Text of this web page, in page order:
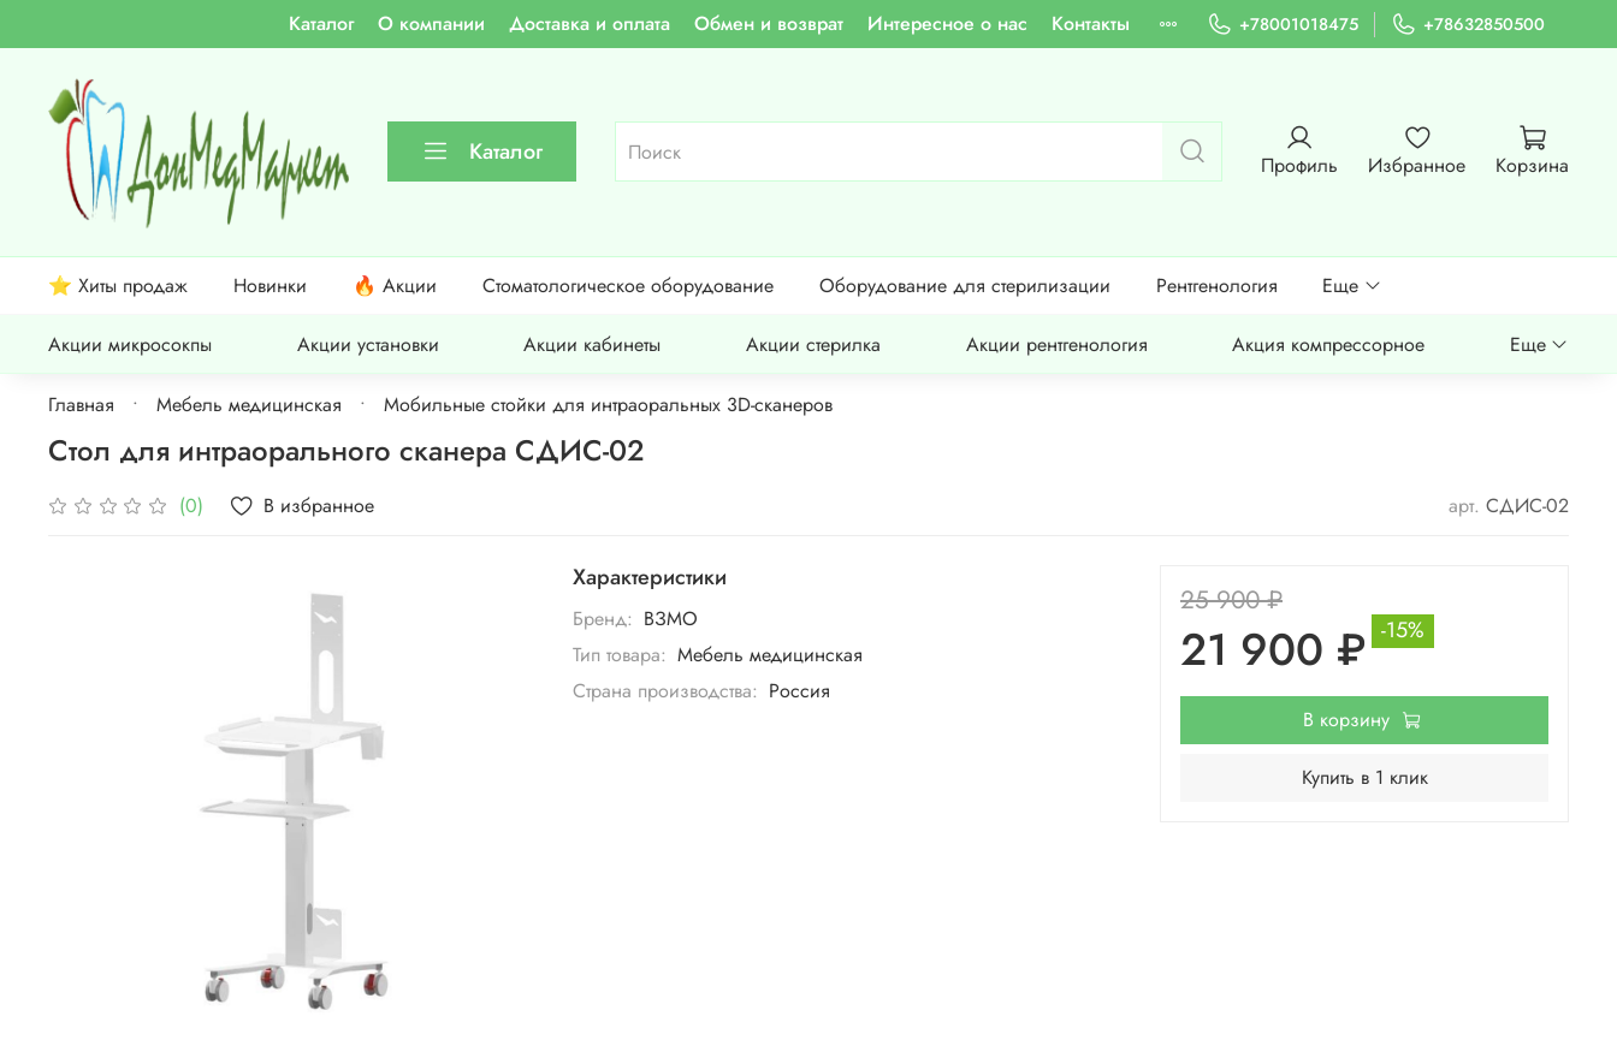
Каталог О компании Доставка и оплата Обмен и возврат Интересное о нас Контакты +78001018475 +78632850500
Каталог Профиль Избранное Корзина
⭐ Хиты продаж Новинки 🔥 Акции Стоматологическое оборудование Оборудование для стерилизации Рентгенология Еще
Акции микросокпы Акции установки Акции кабинеты Акции стерилка Акции рентгенология Акция компрессорное Еще
Главная Мебель медицинская Мобильные стойки для интраоральных 3D-сканеров
Стол для интраорального сканера СДИС-02
(0) В избранное арт. СДИС-02
Характеристики
Бренд: ВЗМО
Тип товара: Мебель медицинская
Страна производства: Россия
25 900 ₽
21 900 ₽ -15%
В корзину
Купить в 1 клик